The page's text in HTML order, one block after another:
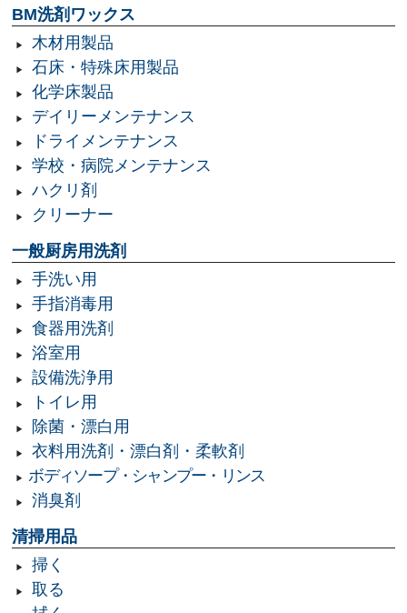
BM洗剤ワックス
木材用製品
石床・特殊床用製品
化学床製品
デイリーメンテナンス
ドライメンテナンス
学校・病院メンテナンス
ハクリ剤
クリーナー
一般厨房用洗剤
手洗い用
手指消毒用
食器用洗剤
浴室用
設備洗浄用
トイレ用
除菌・漂白用
衣料用洗剤・漂白剤・柔軟剤
ボディソープ・シャンプー・リンス
消臭剤
清掃用品
掃く
取る